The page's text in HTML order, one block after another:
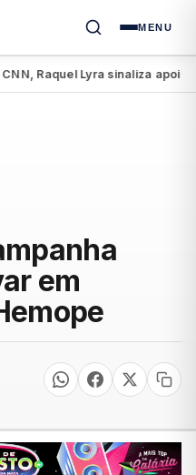
MENU
Lyra sinaliza apoio a Lula
em